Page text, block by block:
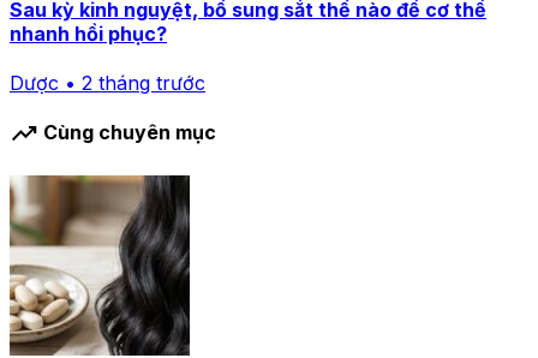
Sau kỳ kinh nguyệt, bổ sung sắt thế nào để cơ thể
nhanh hồi phục?
Dược • 2 tháng trước
trending_up Cùng chuyên mục